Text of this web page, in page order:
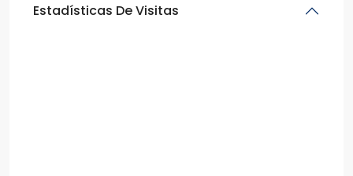
Estadísticas De Visitas